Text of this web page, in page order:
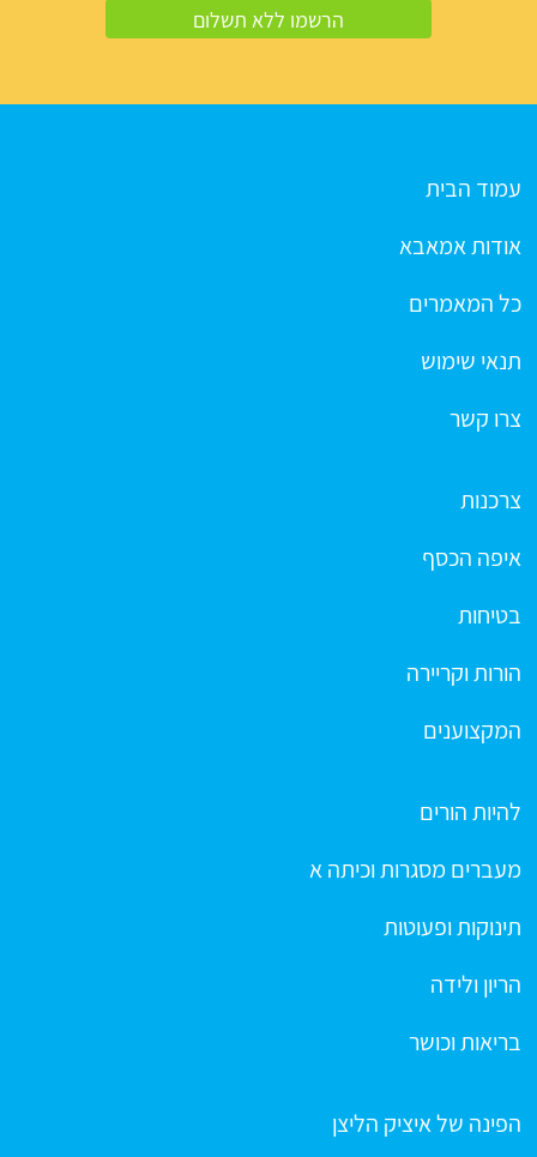
עמוד הבית
אודות אמאבא
כל המאמרים
תנאי שימוש
צרו קשר
צרכנות
איפה הכסף
בטיחות
הורות וקריירה
המקצוענים
להיות הורים
מעברים מסגרות וכיתה א
תינוקות ופעוטות
הריון ולידה
בריאות וכושר
הפינה של איציק הליצן